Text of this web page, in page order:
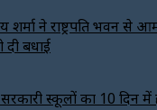
शर्मा ने राष्ट्रपति भवन से
दी बधाई
स्कूलों का 10 दिन में